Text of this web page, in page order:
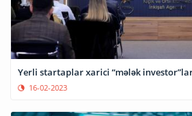
Yerli startaplar xarici “mələk
16-02-2023